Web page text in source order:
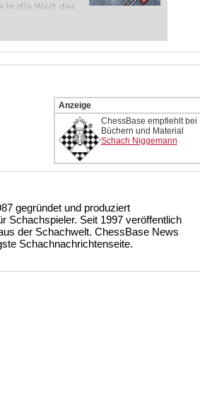
in die Welt des
spielen: Mit
Anzeige
ChessBase empfiehlt bei
Büchern und Material
Schach Niggemann
gegründet und produziert
Schachspieler. Seit 1997 veröffentlich
der Schachwelt. ChessBase News
Schachnachrichtenseite.